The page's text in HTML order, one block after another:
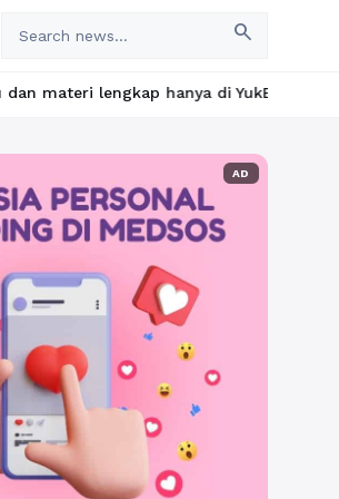
search
hanya di YukBelajar.com. Mulai
AD